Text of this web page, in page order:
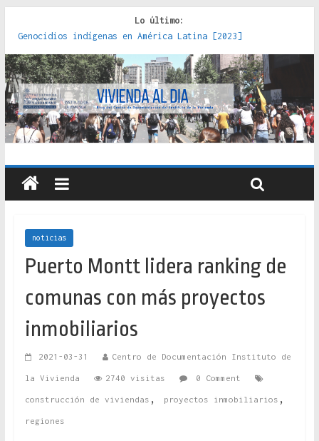
Lo último:
Genocidios indígenas en América Latina [2023]
Estudios sobre la espacialización de los Estados :
políticas, prácticas y representaciones [2022]
Donde el pedernal choca con el acero : hacia una teoría
crítica de las fronteras latinoamericanas [2020]
Criterios técnicos para una vivienda adecuada [2019]
Red de consultorios de la Caja del Seguro Obrero en
Santiago : un patrimonio emblemático [2014]
noticias
Puerto Montt lidera ranking de
comunas con más proyectos
inmobiliarios
2021-03-31 Centro de Documentación Instituto de
la Vivienda 2740 visitas 0 Comment
construcción de viviendas , proyectos inmobiliarios ,
regiones